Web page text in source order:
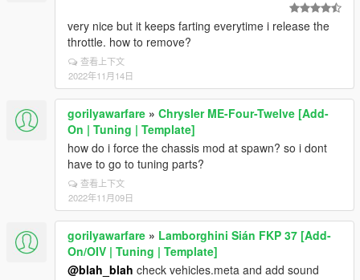
very nice but it keeps farting everytime i release the
throttle. how to remove?
查看上下文
2022年11月14日
gorilyawarfare » Chrysler ME-Four-Twelve [Add-
On | Tuning | Template]
how do i force the chassis mod at spawn? so i dont
have to go to tuning parts?
查看上下文
2022年11月09日
gorilyawarfare » Lamborghini Sián FKP 37 [Add-
On/OIV | Tuning | Template]
@blah_blah check vehicles.meta and add sound